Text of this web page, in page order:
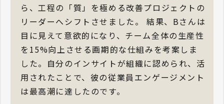
ら、工程の「質」を極める改善プロジェクトの
リーダーへシフトさせました。 結果、Bさんは
目に見えて意欲的になり、チーム全体の生産性
を15%向上させる画期的な仕組みを考案しま
した。自分のインサイトが組織に認められ、活
用されたことで、彼の従業員エンゲージメント
は最高潮に達したのです。